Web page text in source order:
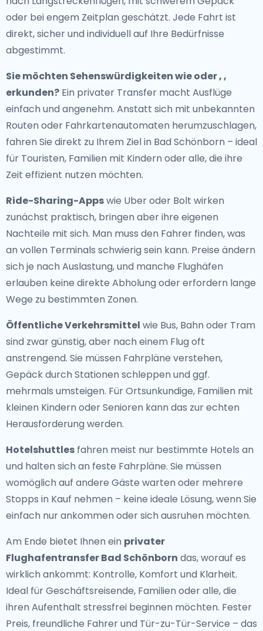
oder bei engem Zeitplan geschätzt. Jede Fahrt ist
direkt, sicher und individuell auf Ihre Bedürfnisse
abgestimmt.
Sie möchten Sehenswürdigkeiten wie oder , ,
erkunden? Ein privater Transfer macht Ausflüge
einfach und angenehm. Anstatt sich mit unbekannten
Routen oder Fahrkartenautomaten herumzuschlagen,
fahren Sie direkt zu Ihrem Ziel in Bad Schönborn – ideal
für Touristen, Familien mit Kindern oder alle, die ihre
Zeit effizient nutzen möchten.
Ride-Sharing-Appswie Uber oder Bolt wirken
zunächst praktisch, bringen aber ihre eigenen
Nachteile mit sich. Man muss den Fahrer finden, was
an vollen Terminals schwierig sein kann. Preise ändern
sich je nach Auslastung, und manche Flughäfen
erlauben keine direkte Abholung oder erfordern lange
Wege zu bestimmten Zonen.
Öffentliche Verkehrsmittel wie Bus, Bahn oder Tram
sind zwar günstig, aber nach einem Flug oft
anstrengend. Sie müssen Fahrpläne verstehen,
Gepäck durch Stationen schleppen und ggf.
mehrmals umsteigen. Für Ortsunkundige, Familien mit
kleinen Kindern oder Senioren kann das zur echten
Herausforderung werden.
Hotelshuttles fahren meist nur bestimmte Hotels an
und halten sich an feste Fahrpläne. Sie müssen
womöglich auf andere Gäste warten oder mehrere
Stopps in Kauf nehmen – keine ideale Lösung, wenn Sie
einfach nur ankommen oder sich ausruhen möchten.
Am Ende bietet Ihnen ein privater
Flughafentransfer Bad Schönborn das, worauf es
wirklich ankommt: Kontrolle, Komfort und Klarheit.
Ideal für Geschäftsreisende, Familien oder alle, die
ihren Aufenthalt stressfrei beginnen möchten. Fester
Preis, freundliche Fahrer und Tür-zu-Tür-Service – das